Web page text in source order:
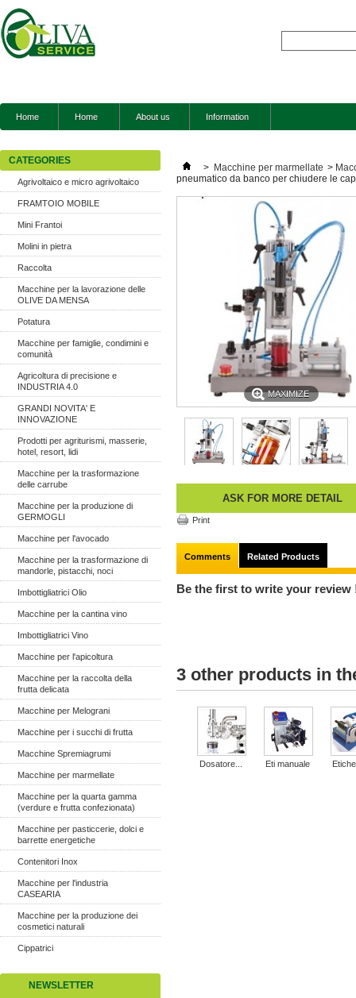
Home Home About us Information
CATEGORIES
Agrivoltaico e micro agrivoltaico
FRAMTOIO MOBILE
Mini Frantoi
Molini in pietra
Raccolta
Macchine per la lavorazione delle
OLIVE DA MENSA
Potatura
Macchine per famiglie, condimini e
comunità
Agricoltura di precisione e
INDUSTRIA 4.0
GRANDI NOVITA' E
INNOVAZIONE
Prodotti per agriturismi, masserie,
hotel, resort, lidi
Macchine per la trasformazione
delle carrube
Macchine per la produzione di
GERMOGLI
Macchine per l'avocado
Macchine per la trasformazione di
mandorle, pistacchi, noci
Imbottigliatrici Olio
Macchine per la cantina vino
Imbottigliatrici Vino
Macchine per l'apicoltura
Macchine per la raccolta della
frutta delicata
Macchine per Melograni
Macchine per i succhi di frutta
Macchine Spremiagrumi
Macchine per marmellate
Macchine per la quarta gamma
(verdure e frutta confezionata)
Macchine per pasticcerie, dolci e
barrette energetiche
Contenitori Inox
Macchine per l'industria
CASEARIA
Macchine per la produzione dei
cosmetici naturali
Cippatrici
NEWSLETTER
> Macchine per marmellate >
pneumatico da banco per chiudere le
MAXIMIZE
ASK FOR MORE DETAIL
Print
Comments Related Products
Be the first to write your review
3 other products in
Dosatore... Eti manuale